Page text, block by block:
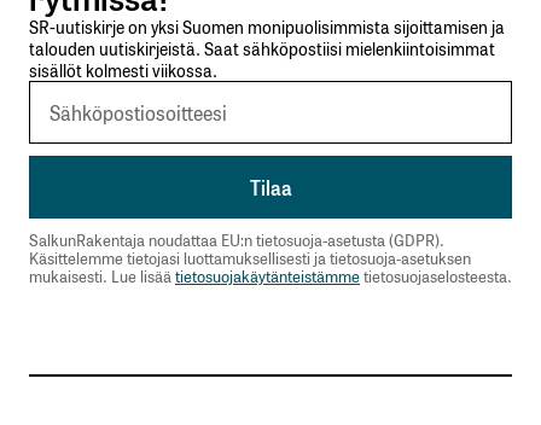
SR-uutiskirje on yksi Suomen monipuolisimmista sijoittamisen ja
talouden uutiskirjeistä. Saat sähköpostiisi mielenkiintoisimmat
sisällöt kolmesti viikossa.
SalkunRakentaja noudattaa EU:n tietosuoja-asetusta (GDPR).
Käsittelemme tietojasi luottamuksellisesti ja tietosuoja-asetuksen
mukaisesti. Lue lisäätietosuojakäytänteistämmetietosuojaselosteesta.